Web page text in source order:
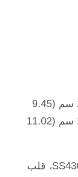
- القطر: 22 سم (8.66 بوصة)، 24 سم (9.45
بوصة)، 26 سم (10.24 بوصة)، 28 سم (11.02
- الخامة: هيكل SS304 + قاعدة SS430، قلب